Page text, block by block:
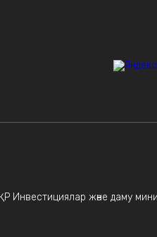
Инвестициялар және даму